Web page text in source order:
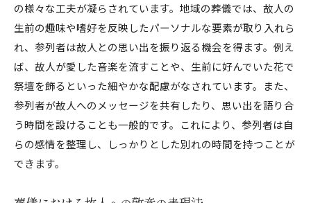
の様々な工夫が凝らされています。地域の葬儀では、故人の
生前の趣味や嗜好を反映したパーソナルな要素が取り入れら
れ、参列者は故人との思い出を振り返る機会を得ます。例え
ば、故人が愛した音楽を流すことや、生前に好んでいた花で
祭壇を飾るといった細やかな配慮がなされています。また、
参列者が故人へのメッセージを共有したり、思い出を語り合
う時間を設けることも一般的です。これにより、参列者は自
らの感情を整理し、しっかりとした別れの時間を持つことが
できます。